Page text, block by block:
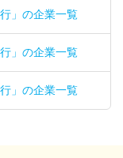
行」の企業一覧
行」の企業一覧
行」の企業一覧